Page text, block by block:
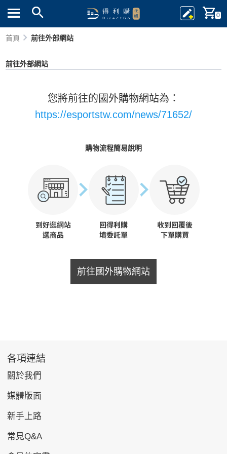
0
首頁 前往外部網站
前往外部網站
您將前往的國外購物網站為：
https://esportstw.com/news/71652/
購物流程簡易說明
前往國外購物網站
各項連結
關於我們
媒體版面
新手上路
常見Q&A